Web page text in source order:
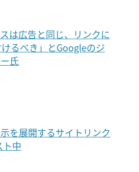
は広告と同じ、リンクに
るべき」とGoogleのジ
氏
を展開するサイトリンク
ト中